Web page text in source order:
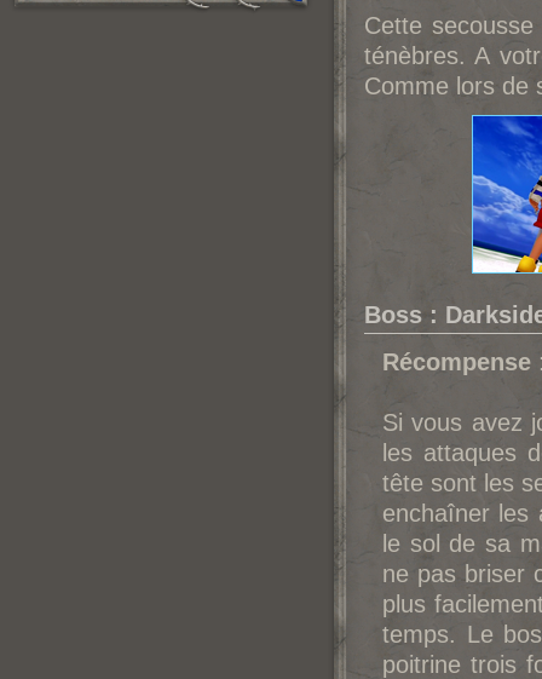
Cette
ténèbres. A
Comme lors de
Boss :
Récompense
Si vous avez
les attaques
tête sont les
enchaîner les
le sol de sa
ne pas briser
plus
temps. Le
poitrine trois